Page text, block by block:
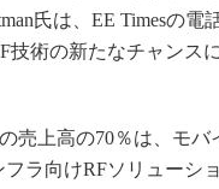
氏は、EE Timesの電
技術の新たなチャンス
売上高の70％は、モバ
フラ向けRFソリューシ